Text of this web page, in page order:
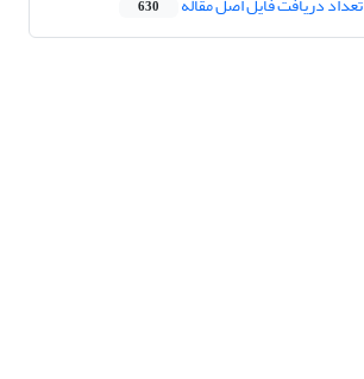
630